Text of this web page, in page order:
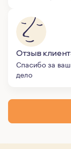
Отзыв
Спасибо за
дело